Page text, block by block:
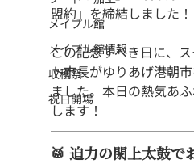
メイプル館
メイプル館情報
収穫祭
祝日開場
盟約」を締結しました！
この記念すべき日に、
ト市長がゆりあげ港朝
ました。本日の熱気あ
します！
🥁 迫力の閖上太鼓で